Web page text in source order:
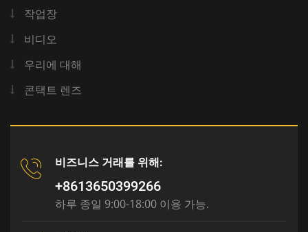
작업장
비디오
우리에 대해
콘택트 렌즈
비즈니스 거래를 위해:
+8613650399266
하루 종일 9:00-18:00 이용 가능.